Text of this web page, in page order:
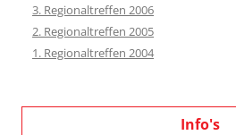
3. Regionaltreffen 2006
2. Regionaltreffen 2005
1. Regionaltreffen 2004
Info's